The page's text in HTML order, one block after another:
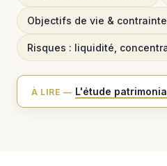
Objectifs de vie &
Risques : liquidité,
À LIRE — L'étude